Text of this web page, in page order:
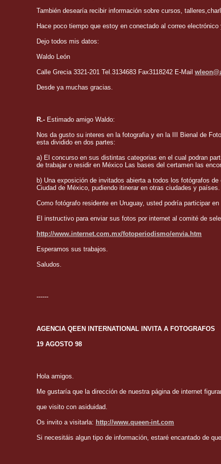
También desearía recibir información sobre cursos,
Hace poco tiempo que estoy en conectado al correo
Dejo todos mis datos:
Waldo León
Calle Grecia 3321-201 Tel.3134683 Fax3118242 E-Mail
Desde ya muchas gracias.
R.- Estimado amigo Waldo:
Nos da gusto su interes en la fotografia y en la III Bienal de
esta dividido en dos partes:
a) El concurso en sus distintas categorias en el cual podran
de trabajar o residir en México Las bases del certamen las
b) Una exposición de invitados abierta a todos los fotógrafos
Ciudad de México, pudiendo itinerar en otras ciudades y países.
Como fotógrafo residente en Uruguay, usted podría participar en
El instructivo para enviar sus fotos por internet al comité de
http://www.internet.com.mx/fotoperiodismo/envia.htm
Esperamos sus trabajos.
Saludos.
------
AGENCIA QEEN INTERNATIONAL INVITA A FOTOGRAFOS
19 AGOSTO 98
Hola amigos.
Me gustaría que la dirección de nuestra página de internet
que visito con asiduidad.
Os invito a visitarla: http://www.queen-int.com
Si necesitáis algun tipo de información, estaré encantado de